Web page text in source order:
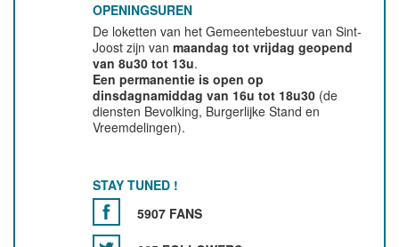
OPENINGSUREN
De loketten van het Gemeentebestuur van Sint-
Joost zijn vanmaandag tot vrijdag geopend
van 8u30 tot 13u.
Een permanentie is open op
dinsdagnamiddag van 16u tot 18u30 (de
diensten Bevolking, Burgerlijke Stand en
Vreemdelingen).
STAY TUNED !
5907 FANS